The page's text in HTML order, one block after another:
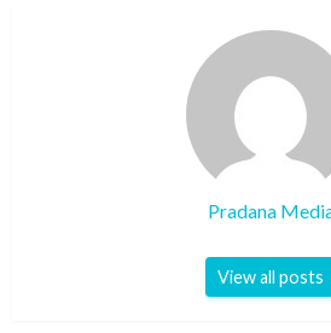
Pradana
View all posts